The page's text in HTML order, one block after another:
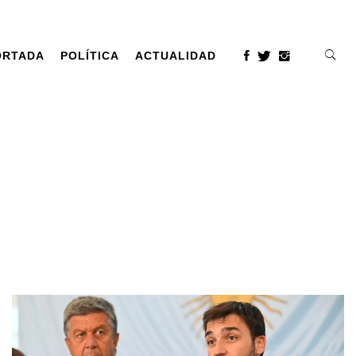
POLÍTICA ACTUALIDAD